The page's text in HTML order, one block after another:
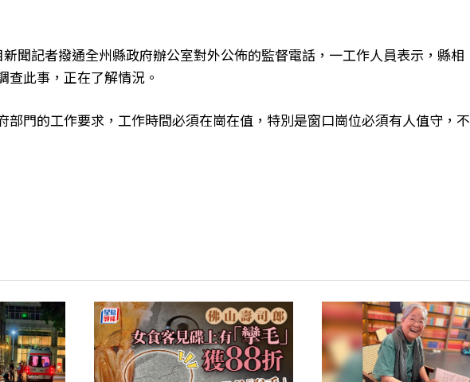
聞記者撥通全州縣政府辦公室對外公佈的監督電話，一工作人員表示，縣相
查此事，正在了解情況。
部門的工作要求，工作時間必須在崗在值，特別是窗口崗位必須有人值守，不